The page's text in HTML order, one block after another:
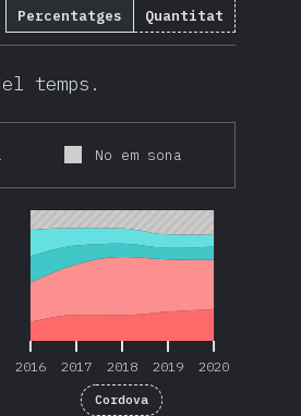
Percentatges Quantitat
temps.
No em sona
2016 2017 2018 2019 2020
2016 2017 2018 2019 2020
Cordova